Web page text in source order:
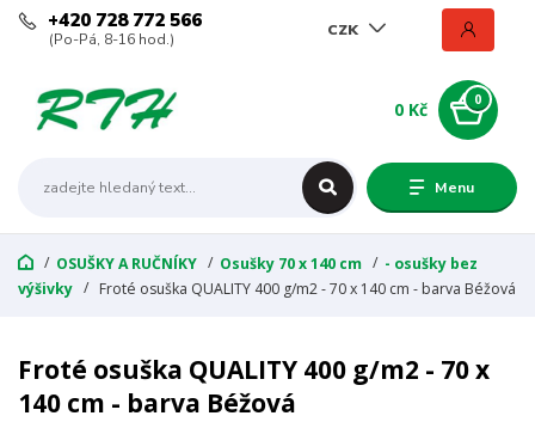
Menu
CZK
+420 728 772 566
(Po-Pá, 8-16 hod.)
0
0 Kč
OSUŠKY A RUČNÍKY Osušky 70 x 140 cm
- osušky bez
výšivky
Froté osuška QUALITY 400 g/m2 - 70 x 140 cm - barva Béžová
Froté osuška QUALITY 400 g/m2 - 70 x
140 cm - barva Béžová